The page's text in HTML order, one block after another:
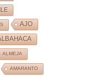
AJO
ALMEJA
AMARANTO